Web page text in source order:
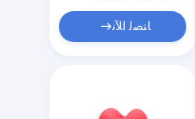
ﺎﺘﺼﻟ ﺍﻶﻧ